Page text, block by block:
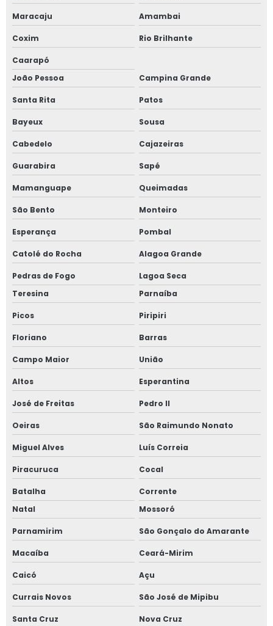
Maracaju Amambai
Coxim Rio Brilhante
Caarapó
João Pessoa
Campina Grande
Santa Rita Patos
Bayeux Sousa
Cabedelo Cajazeiras
Guarabira Sapé
Mamanguape Queimadas
São Bento Monteiro
Esperança Pombal
Catolé do Rocha Alagoa Grande
Pedras de Fogo
Lagoa Seca
Teresina
Parnaíba
Picos Piripiri
Floriano Barras
Campo Maior União
Altos Esperantina
José de Freitas Pedro II
Oeiras São Raimundo Nonato
Miguel Alves Luís Correia
Piracuruca Cocal
Batalha
Corrente
Natal
Mossoró
Parnamirim São Gonçalo do Amarante
Macaíba Ceará-Mirim
Caicó Açu
Currais Novos São José de Mipibu
Santa Cruz Nova Cruz